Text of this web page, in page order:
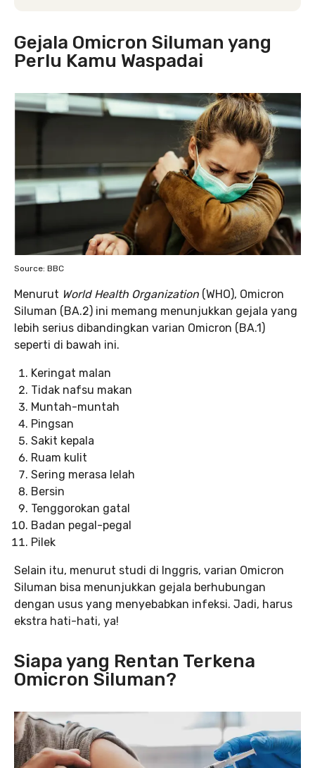
Gejala Omicron Siluman yang
Perlu Kamu Waspadai
Source: BBC
Menurut World Health Organization (WHO), Omicron
Siluman (BA.2) ini memang menunjukkan gejala yang
lebih serius dibandingkan varian Omicron (BA.1)
seperti di bawah ini.
Keringat malan
Tidak nafsu makan
Muntah-muntah
Pingsan
Sakit kepala
Ruam kulit
Sering merasa lelah
Bersin
Tenggorokan gatal
Badan pegal-pegal
Pilek
Selain itu, menurut studi di Inggris, varian Omicron
Siluman bisa menunjukkan gejala berhubungan
dengan usus yang menyebabkan infeksi. Jadi, harus
ekstra hati-hati, ya!
Siapa yang Rentan Terkena
Omicron Siluman?